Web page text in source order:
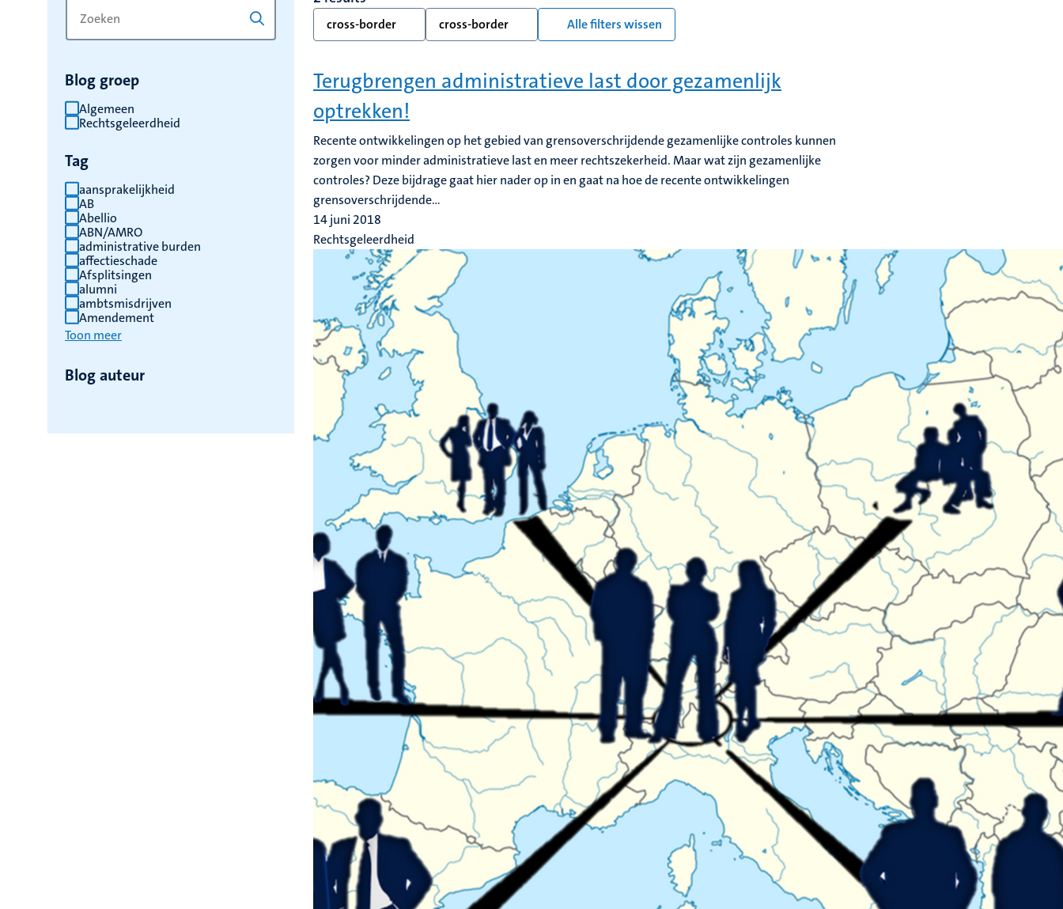
trefwoord
trefwoord
resultaten
vernieuwen
Blog groep
Algemeen
Rechtsgeleerdheid
Tag
aansprakelijkheid
AB
Abellio
ABN/AMRO
administrative burden
affectieschade
Afsplitsingen
alumni
ambtsmisdrijven
Amendement
Toon meer
Blog auteur
cross-border cross-border Alle filters wissen
Terugbrengen administratieve last door gezamenlijk
optrekken!
Recente ontwikkelingen op het gebied van grensoverschrijdende gezamenlijke controles kunnen
zorgen voor minder administratieve last en meer rechtszekerheid. Maar wat zijn gezamenlijke
controles? Deze bijdrage gaat hier nader op in en gaat na hoe de recente ontwikkelingen
grensoverschrijdende...
14 juni 2018
Rechtsgeleerdheid